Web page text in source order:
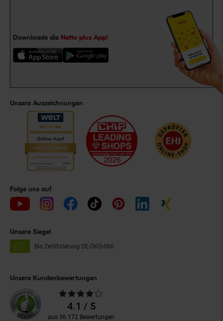
Downloade die Netto plus App!
Unsere Auszeichnungen
Folge uns auf
Unsere Siegel
Bio Zertifizierung DE-ÖKO-060
Unsere Kundenbewertungen
Durchschnittliche
Bewertungen4.1 / 5
aus 36.172 Bewertungen